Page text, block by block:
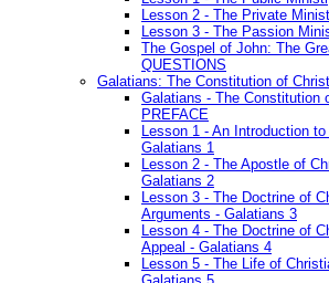
Lesson 2 - The Private
Lesson 3 - The Passion
The Gospel of John: The
QUESTIONS
Galatians: The Constitution of
Galatians - The Constitution
PREFACE
Lesson 1 - An Introduction
Galatians 1
Lesson 2 - The Apostle of
Galatians 2
Lesson 3 - The Doctrine of
Arguments - Galatians 3
Lesson 4 - The Doctrine of
Appeal - Galatians 4
Lesson 5 - The Life of